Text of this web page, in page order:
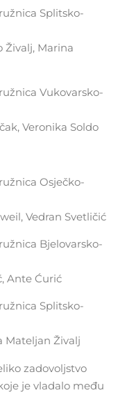
Splitsko-
Živalj, Marina
Vukovarsko-
Veronika Soldo
Osječko-
Vedran Svetličić
Bjelovarsko-
Ante Ćurić
Splitsko-
Mateljan Živalj
zadovoljstvo
je vladalo među